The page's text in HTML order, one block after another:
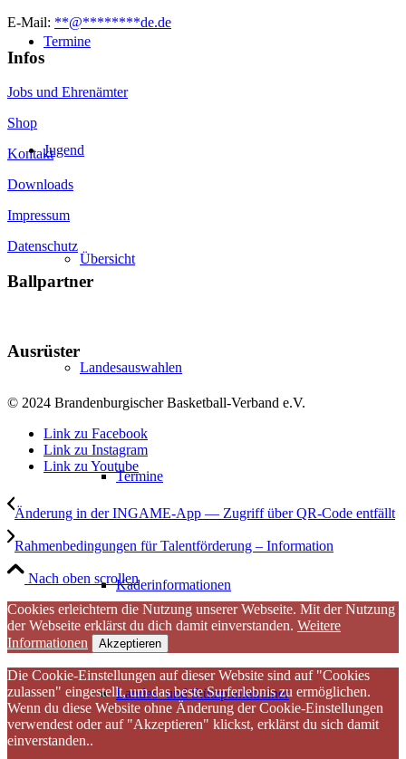
Termine
Jugend
Übersicht
Landesauswahlen
Termine
Kaderinformationen
Landes- und Stützpunkttrainer
E-Mail: **@********de.de
Infos
Jobs und Ehrenämter
Shop
Kontakt
Downloads
Impressum
Datenschutz
Ballpartner
Ausrüster
© 2024 Brandenburgischer Basketball-Verband e.V.
Link zu Facebook
Link zu Instagram
Link zu Youtube
Änderung in der INGAME-App — Zugriff über QR-Code entfällt
Rahmenbedingungen für Talentförderung – Information
Nach oben scrollen
Cookies erleichtern die Nutzung unserer Webseite. Mit der Nutzung
der Webseite erklärst du dich damit einverstanden. Weitere
Informationen
Akzeptieren
Die Cookie-Einstellungen auf dieser Website sind auf "Cookies
zulassen" eingestellt, um das beste Surferlebnis zu ermöglichen.
Wenn du diese Website ohne Änderung der Cookie-Einstellungen
verwendest oder auf "Akzeptieren" klickst, erklärst du sich damit
einverstanden..